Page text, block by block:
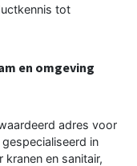
tot
en omgeving
adres voor
in
en sanitair,